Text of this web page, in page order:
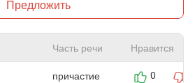
Предложить
Часть речи Нравится
причастие 0